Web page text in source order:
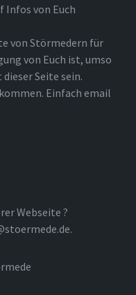
Infos von Euch
von Störmedern für
von Euch ist, umso
Seite sein.
Einfach email
Webseite ?